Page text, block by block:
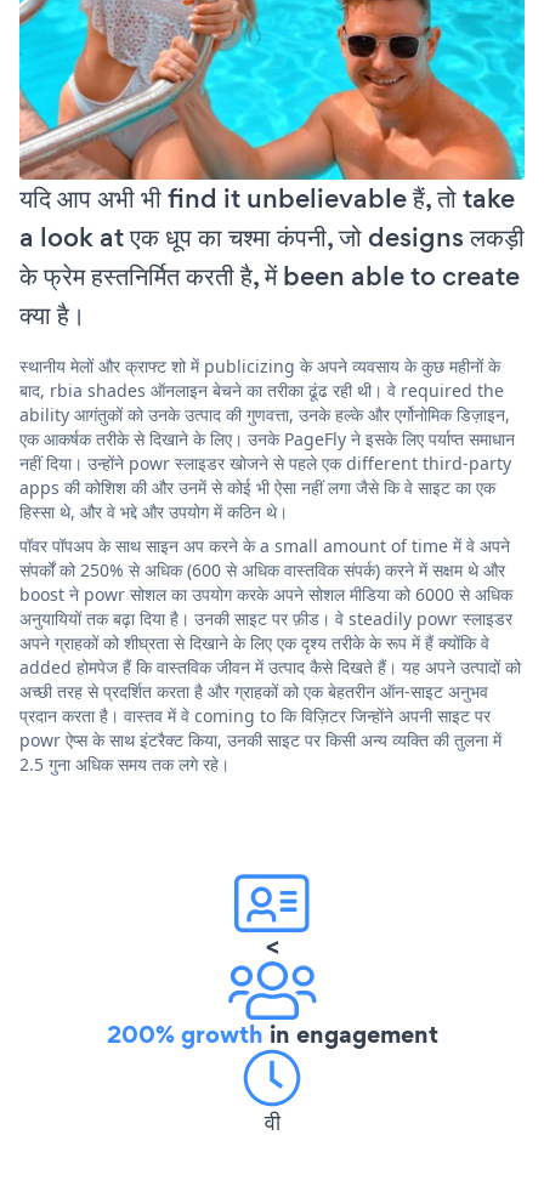
यदि आप अभी भी find it unbelievable हैं, तो take
a look at एक धूप का चश्मा कंपनी, जो designs लकड़ी
के फ्रेम हस्तनिर्मित करती है, में been able to create
क्या है।
स्थानीय मेलों और क्राफ्ट शो में publicizing के अपने व्यवसाय के कुछ महीनों के
बाद, rbia shades ऑनलाइन बेचने का तरीका ढूंढ रही थी। वे required the
ability आगंतुकों को उनके उत्पाद की गुणवत्ता, उनके हल्के और एर्गोनोमिक डिज़ाइन,
एक आकर्षक तरीके से दिखाने के लिए। उनके PageFly ने इसके लिए पर्याप्त समाधान
नहीं दिया। उन्होंने powr स्लाइडर खोजने से पहले एक different third-party
apps की कोशिश की और उनमें से कोई भी ऐसा नहीं लगा जैसे कि वे साइट का एक
हिस्सा थे, और वे भद्दे और उपयोग में कठिन थे।
पॉवर पॉपअप के साथ साइन अप करने के a small amount of time में वे अपने
संपर्कों को 250% से अधिक (600 से अधिक वास्तविक संपर्क) करने में सक्षम थे और
boost ने powr सोशल का उपयोग करके अपने सोशल मीडिया को 6000 से अधिक
अनुयायियों तक बढ़ा दिया है। उनकी साइट पर फ़ीड। वे steadily powr स्लाइडर
अपने ग्राहकों को शीघ्रता से दिखाने के लिए एक दृश्य तरीके के रूप में हैं क्योंकि वे
added होमपेज हैं कि वास्तविक जीवन में उत्पाद कैसे दिखते हैं। यह अपने उत्पादों को
अच्छी तरह से प्रदर्शित करता है और ग्राहकों को एक बेहतरीन ऑन-साइट अनुभव
प्रदान करता है। वास्तव में वे coming to कि विज़िटर जिन्होंने अपनी साइट पर
powr ऐप्स के साथ इंटरैक्ट किया, उनकी साइट पर किसी अन्य व्यक्ति की तुलना में
2.5 गुना अधिक समय तक लगे रहे।
<
200% growth in engagement
वी